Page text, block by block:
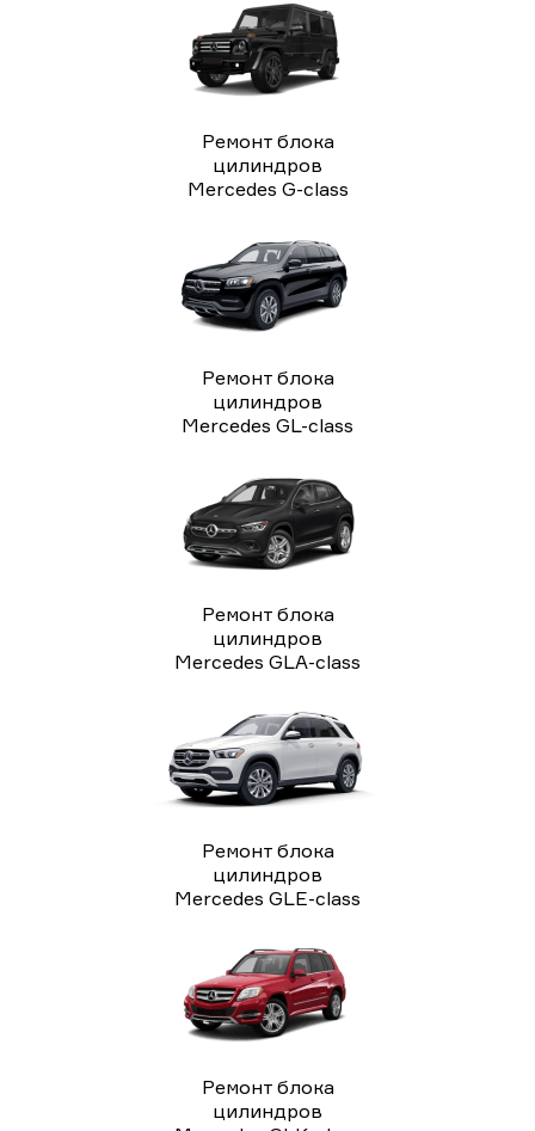
Ремонт блока
цилиндров
Mercedes G-class
Ремонт блока
цилиндров
Mercedes GL-class
Ремонт блока
цилиндров
Mercedes GLA-class
Ремонт блока
цилиндров
Mercedes GLE-class
Ремонт блока
цилиндров